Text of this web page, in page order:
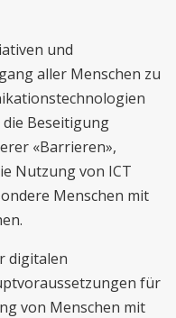
und
aller Menschen zu
Beseitigung
«Barrieren»,
Nutzung von ICT
Menschen mit
digitalen
für
von Menschen mit